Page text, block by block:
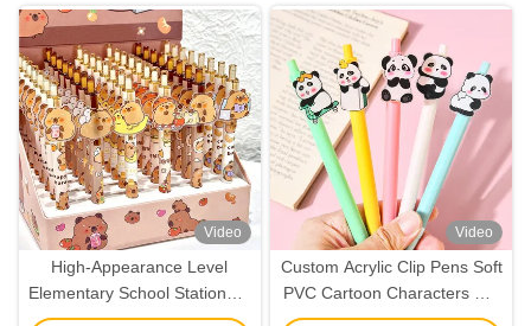
voor promoties
Video
High-Appearance Level
Elementary School Stationery
Custom Logo Neutrale pen
Video
Custom Acrylic Clip Pens Soft
PVC Cartoon Characters Gel
Ball Point Pen met Logo